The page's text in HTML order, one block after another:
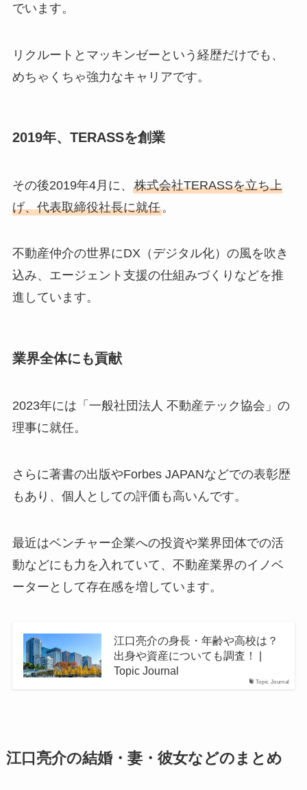
でいます。
リクルートとマッキンゼーという経歴だけでも、
めちゃくちゃ強力なキャリアです。
2019年、TERASSを創業
その後2019年4月に、 株式会社TERASSを立ち上
げ、代表取締役社長に就任。
不動産仲介の世界にDX（デジタル化）の風を吹き
込み、エージェント支援の仕組みづくりなどを推
進しています。
業界全体にも貢献
2023年には「一般社団法人 不動産テック協会」の
理事に就任。
さらに著書の出版やForbes JAPANなどでの表彰歴
もあり、個人としての評価も高いんです。
最近はベンチャー企業への投資や業界団体での活
動などにも力を入れていて、不動産業界のイノベ
ーターとして存在感を増しています。
Topic Journal
江口亮介の身長・年齢や高校は？
出身や資産についても調査！ |
Topic Journal
江口亮介の結婚・妻・彼女などのまとめ